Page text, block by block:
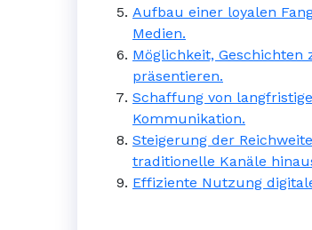
Aufbau einer loyalen
Medien.
Möglichkeit, Geschichten
präsentieren.
Schaffung von
Kommunikation.
Steigerung der
traditionelle Kanäle
Effiziente Nutzung